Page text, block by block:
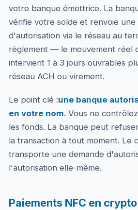
votre banque émettrice. La
vérifie votre solde et renvoie une
d'autorisation via le réseau au
règlement — le mouvement réel
intervient 1 à 3 jours ouvrables
réseau ACH ou virement.
Le point clé :une banque
en votre nom. Vous ne
les fonds. La banque peut
la transaction à tout moment. Le
transporte une demande
l'autorisation elle-même.
Paiements NFC en crypto